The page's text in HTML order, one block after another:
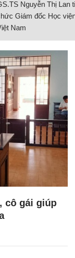
Nguyễn Thị Lan
Giám đốc Học
Nam
cô gái giúp